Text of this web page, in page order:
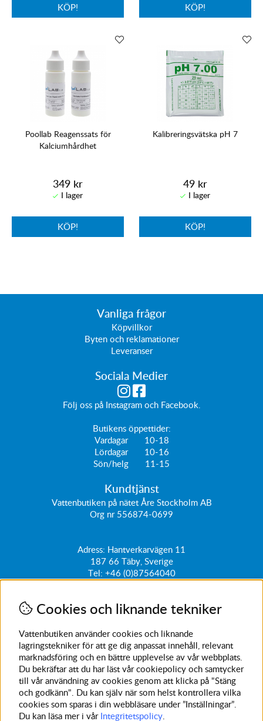
KÖP! KÖP!
Poollab Reagenssats för
Kalciumhårdhet
349 kr
KÖP!
Kalibreringsvätska pH 7
49 kr
KÖP!
Vanliga frågor
Köpvillkor
Byten och reklamationer
Leveranser
Sociala Medier
Följ oss på Instagramoch Facebook
Butikens öppettider:
Vardagar 10-18
Lördagar 10-16
Sön/helg 11-15
Kundtjänst
Vattenbutiken på nätet Åre Stockholm AB
Org nr 556874-0699
Adress: Hantverkarvägen 11
187 66 Täby, Sverige
Tel: +46 (0)87564040
kundtjanst@vattenbutiken.se
Få vårt nyhetsbrev
Ange din e-post nedan för att ta del av nyheter och
erbjudanden
SKICKA
Avanmäl nyhetsbrev
Cookies och liknande tekniker
Vattenbutiken använder cookies och liknande
lagringstekniker för att ge dig anpassat innehåll, relevant
marknadsföring och en bättre upplevelse av vår webbplats.
Du bekräftar att du har läst vår cookiepolicy och samtycker
till vår användning av cookies genom att klicka på "Stäng
och godkänn". Du kan själv när som helst kontrollera vilka
cookies som sparas i din webbläsare under ”Inställningar”.
Du kan läsa mer i vår Integritetspolicy.